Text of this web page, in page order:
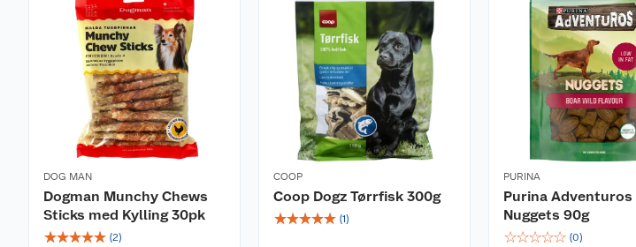
DOG MAN
Dogman Munchy Chews
Sticks med Kylling 30pk
☆☆☆☆☆ (2)
COOP
Coop Dogz Tørrfisk 300g
☆☆☆☆☆ (1)
PURINA
Purina Adventuros
Nuggets 90g
☆☆☆☆☆ (0)